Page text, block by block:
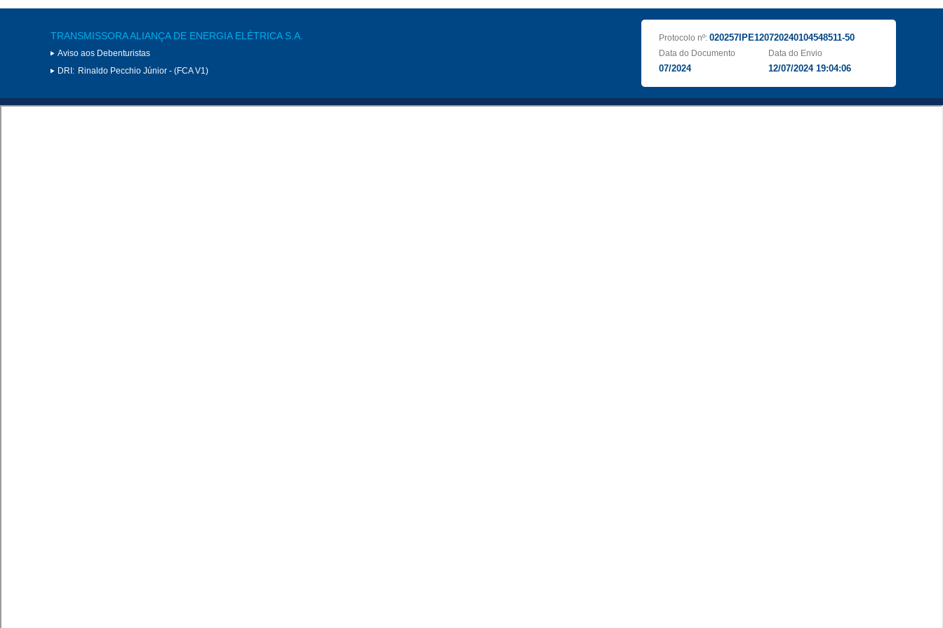
TRANSMISSORA ALIANÇA DE ENERGIA ELÉTRICA S.A.
Aviso aos Debenturistas
DRI: Rinaldo Pecchio Júnior - (FCA V1)
Protocolo nº: 020257IPE120720240104548511-50
Data do Documento
07/2024
Data do Envio
12/07/2024 19:04:06